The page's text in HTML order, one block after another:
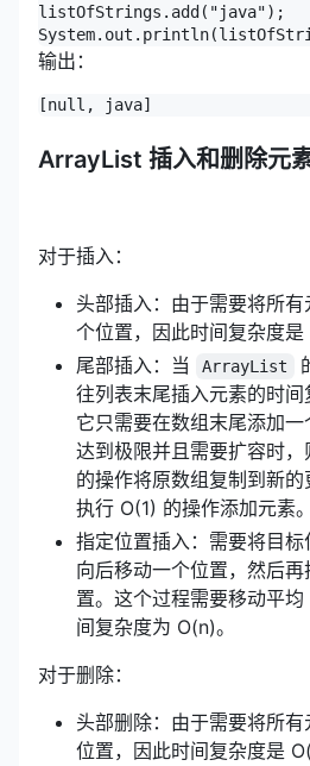
listOfStrings.add("java");
输出：
[null, java]
ArrayList 插入和删除元
对于插入：
头部插入：由于需要将所
个位置，因此时间复杂度是
尾部插入：当
ArrayList
往列表末尾插入元素的时
它只需要在数组末尾添加
达到极限并且需要扩容时
的操作将原数组复制到新
执行 O(1) 的操作添加元素。
指定位置插入：需要将目
向后移动一个位置，然后
置。这个过程需要移动平
间复杂度为 O(n)。
对于删除：
头部删除：由于需要将所
位置，因此时间复杂度是